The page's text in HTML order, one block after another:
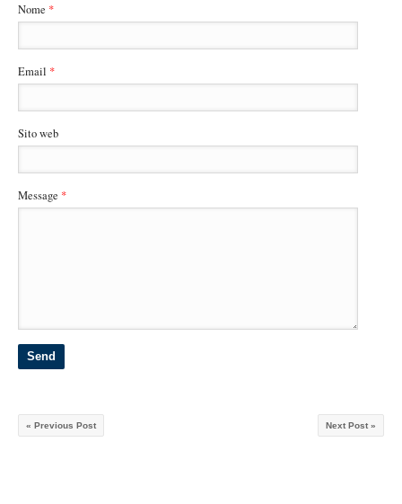
Nome *
Email *
Sito web
Message *
Next Post »
« Previous Post